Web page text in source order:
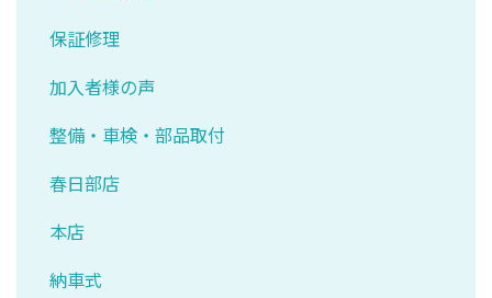
保証修理
加入者様の声
整備・車検・部品取付
春日部店
本店
納車式